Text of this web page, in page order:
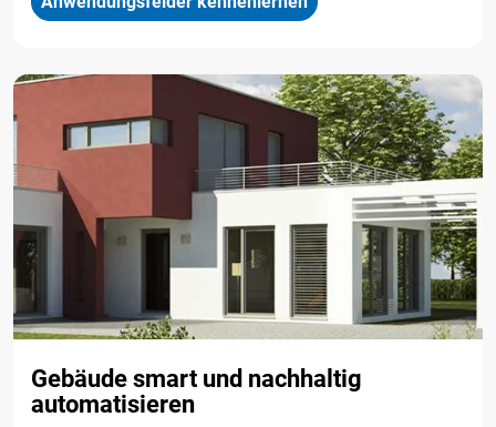
Gebäude smart und nachhaltig
automatisieren